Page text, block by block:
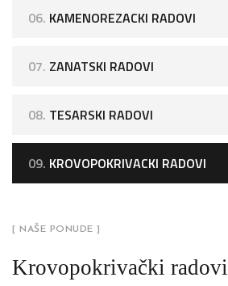
06. KAMENOREZACKI RADOVI
07. ZANATSKI RADOVI
08. TESARSKI RADOVI
09. KROVOPOKRIVACKI RADOVI
[ NAŠE PONUDE ]
Krovopokrivački radovi